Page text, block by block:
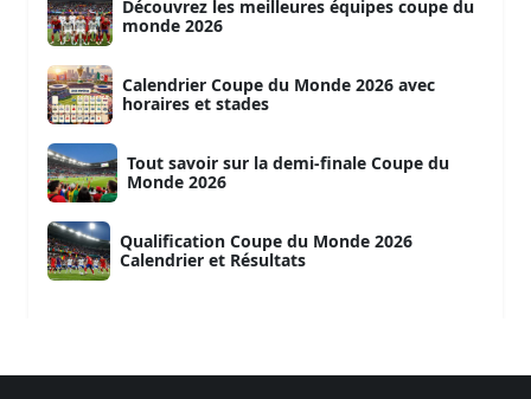
Découvrez les meilleures équipes coupe du
monde 2026
Calendrier Coupe du Monde 2026 avec
horaires et stades
Tout savoir sur la demi-finale Coupe du
Monde 2026
Qualification Coupe du Monde 2026
Calendrier et Résultats